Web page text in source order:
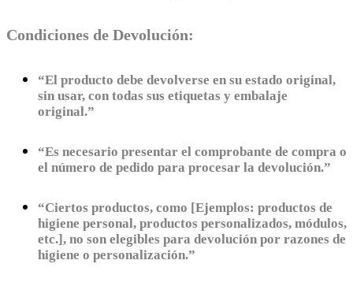
Condiciones de Devolución:
“El producto debe devolverse en su estado original,
sin usar, con todas sus etiquetas y embalaje
original.”
“Es necesario presentar el comprobante de compra o
el número de pedido para procesar la devolución.”
“Ciertos productos, como [Ejemplos: productos de
higiene personal, productos personalizados, módulos,
etc.], no son elegibles para devolución por razones de
higiene o personalización.”